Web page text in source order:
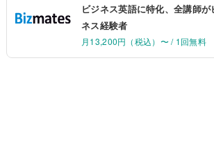
ビジネス英語に特化、全講師が
ネス経験者
月13,200円（税込）〜 / 1回無料